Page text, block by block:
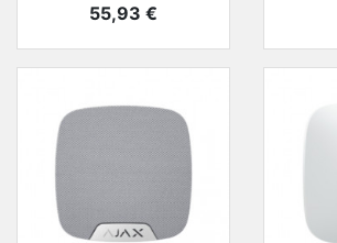
Kaina
55,93 €